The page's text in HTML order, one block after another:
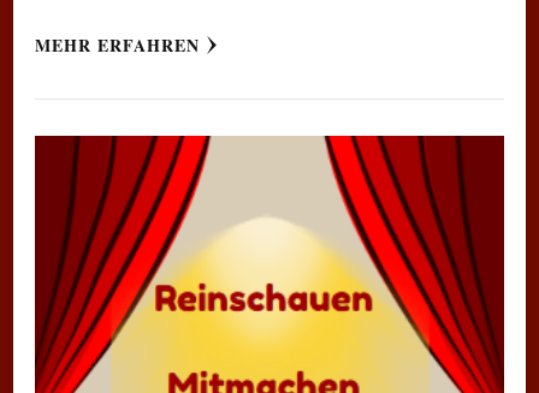
MEHR ERFAHREN